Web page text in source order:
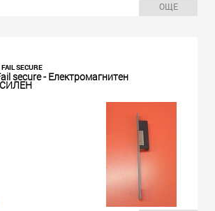
ОЩЕ
SECURE
secure - Електромагнитен